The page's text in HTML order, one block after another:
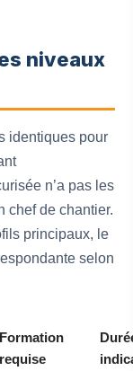
niveaux
identiques pour
n’a pas les
chef de chantier.
principaux, le
selon
Formation
requise